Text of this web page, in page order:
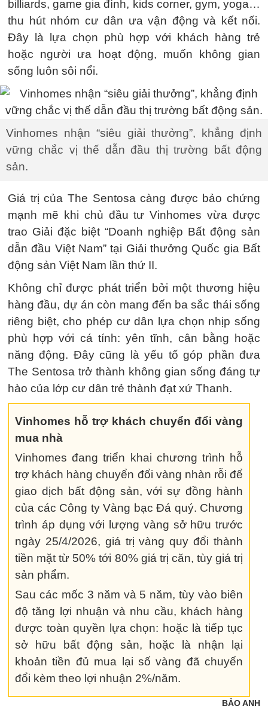
billiards, game gia đình, kids corner, gym, yoga…
thu hút nhóm cư dân ưa vận động và kết nối.
Đây là lựa chọn phù hợp với khách hàng trẻ
hoặc người ưa hoạt động, muốn không gian
sống luôn sôi nổi.
Vinhomes nhận “siêu giải thưởng”, khẳng định
vững chắc vị thế dẫn đầu thị trường bất động
sản.
Giá trị của The Sentosa càng được bảo chứng
mạnh mẽ khi chủ đầu tư Vinhomes vừa được
trao Giải đặc biệt “Doanh nghiệp Bất động sản
dẫn đầu Việt Nam” tại Giải thưởng Quốc gia Bất
động sản Việt Nam lần thứ II.
Không chỉ được phát triển bởi một thương hiệu
hàng đầu, dự án còn mang đến ba sắc thái sống
riêng biệt, cho phép cư dân lựa chọn nhịp sống
phù hợp với cá tính: yên tĩnh, cân bằng hoặc
năng động. Đây cũng là yếu tố góp phần đưa
The Sentosa trở thành không gian sống đáng tự
hào của lớp cư dân trẻ thành đạt xứ Thanh.
Vinhomes hỗ trợ khách chuyển đổi vàng
mua nhà
Vinhomes đang triển khai chương trình hỗ
trợ khách hàng chuyển đổi vàng nhàn rỗi để
giao dịch bất động sản, với sự đồng hành
của các Công ty Vàng bạc Đá quý. Chương
trình áp dụng với lượng vàng sở hữu trước
ngày 25/4/2026, giá trị vàng quy đổi thành
tiền mặt từ 50% tới 80% giá trị căn, tùy giá trị
sản phẩm.
Sau các mốc 3 năm và 5 năm, tùy vào biên
độ tăng lợi nhuận và nhu cầu, khách hàng
được toàn quyền lựa chọn: hoặc là tiếp tục
sở hữu bất động sản, hoặc là nhận lại
khoản tiền đủ mua lại số vàng đã chuyển
đổi kèm theo lợi nhuận 2%/năm.
BẢO ANH